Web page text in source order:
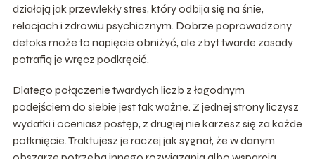
działają jak przewlekły stres, który odbija się na śnie,
relacjach i zdrowiu psychicznym. Dobrze poprowadzony
detoks może to napięcie obniżyć, ale zbyt twarde zasady
potrafią je wręcz podkręcić.
Dlatego połączenie twardych liczb z łagodnym
podejściem do siebie jest tak ważne. Z jednej strony liczysz
wydatki i oceniasz postęp, z drugiej nie karzesz się za każde
potknięcie. Traktujesz je raczej jak sygnał, że w danym